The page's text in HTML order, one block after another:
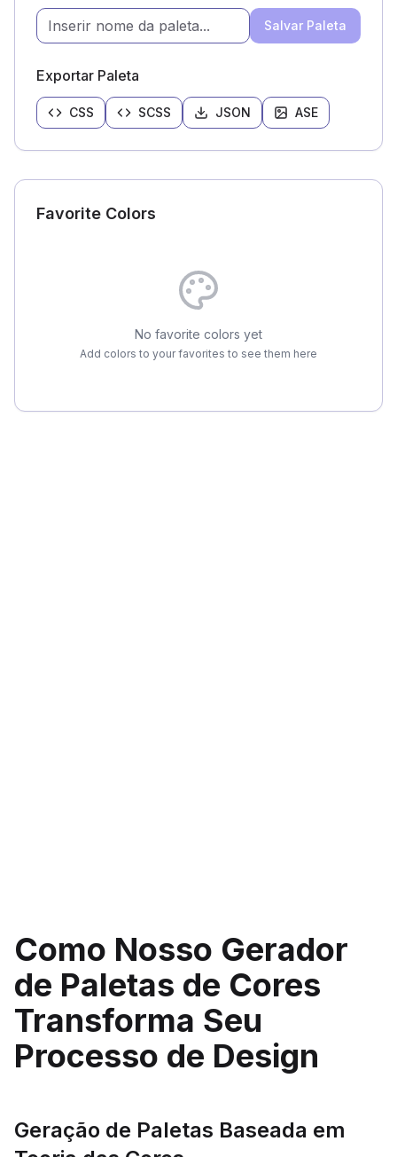
Salvar Paleta
Exportar Paleta
CSS SCSS JSON ASE
Favorite Colors
No favorite colors yet
Add colors to your favorites to see them here
Como Nosso Gerador
de Paletas de Cores
Transforma Seu
Processo de Design
Geração de Paletas Baseada em